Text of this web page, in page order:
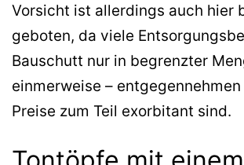
Vorsicht ist allerdings auch hier
geboten, da viele
Bauschutt nur in begrenzter
einmerweise –
Preise zum Teil exorbitant sind.